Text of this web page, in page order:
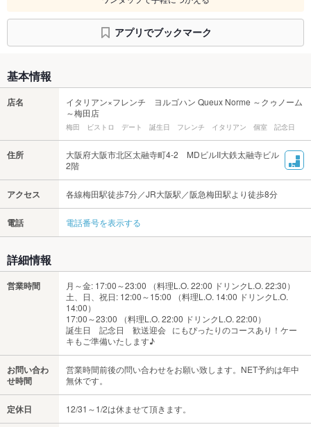
アプリでブックマーク
基本情報
店名
イタリアン×フレンチ ヨルゴハン Queux Norme ～クゥノーム
～梅田店
梅田 ビストロ デート 誕生日 フレンチ イタリアン 個室 記念日
住所
大阪府大阪市北区太融寺町4-2 MDビルII大鉄太融寺ビル
2階
アクセス 各線梅田駅徒歩7分／JR大阪駅／阪急梅田駅より徒歩8分
電話 電話番号を表示する
詳細情報
営業時間
月～金: 17:00～23:00 （料理L.O. 22:00 ドリンクL.O. 22:30）
土、日、祝日: 12:00～15:00 （料理L.O. 14:00 ドリンクL.O.
14:00）
17:00～23:00 （料理L.O. 22:00 ドリンクL.O. 22:00）
誕生日 記念日 歓送迎会 にもぴったりのコースあり！ケー
キもご準備いたします♪
お問い合わ
せ時間
営業時間前後の問い合わせをお願い致します。NET予約は年中
無休です。
定休日 12/31～1/2は休ませて頂きます。